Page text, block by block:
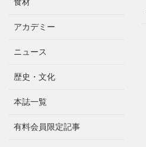
食材
アカデミー
ニュース
歴史・文化
本誌一覧
有料会員限定記事